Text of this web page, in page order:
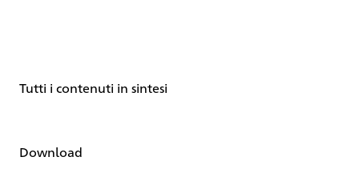
Tutti i contenuti in sintesi
Download